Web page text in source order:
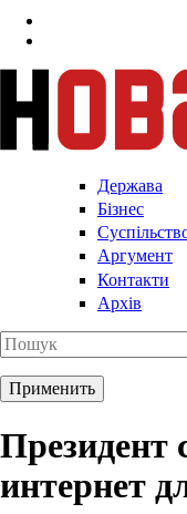
Держава
Бізнес
Аргумент
Контакти
Архів
Президент
интернет